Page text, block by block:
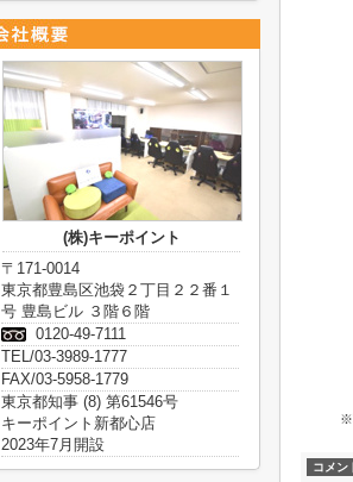
※
コメン
(株)キーポイント
〒171-0014
東京都豊島区池袋２丁目２２番１
号 豊島ビル ３階６階
0120-49-7111
TEL/03-3989-1777
FAX/03-5958-1779
東京都知事 (8) 第61546号
キーポイント新都心店
2023年7月開設